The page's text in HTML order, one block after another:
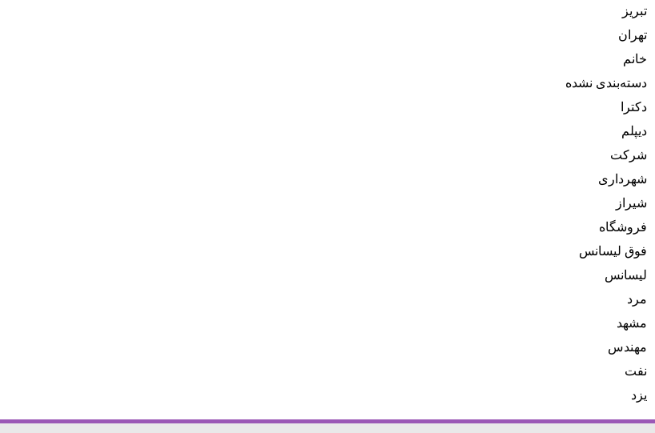
تبریز
تهران
خانم
دسته‌بندی نشده
دکترا
دیپلم
شرکت
شهرداری
شیراز
فروشگاه
فوق لیسانس
لیسانس
مرد
مشهد
مهندس
نفت
یزد